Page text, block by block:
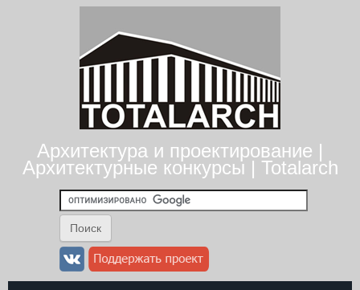
Архитектура и проектирование |
Архитектурные конкурсы | Totalarch